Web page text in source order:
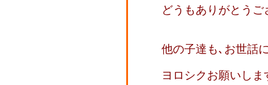
どうもありがとうご
他の子達も､お世話
ヨロシクお願いしま